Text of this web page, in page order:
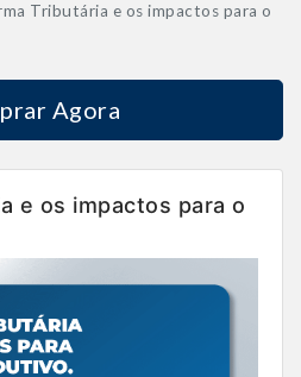
Tributária e os impactos para o
Agora
e os impactos para o